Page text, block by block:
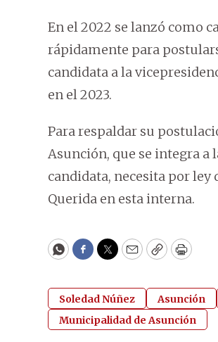
En el 2022 se lanzó como
rápidamente para
candidata a la
en el 2023.
Para respaldar su
Asunción, que se integra a
candidata, necesita por
Querida en esta interna.
WhatsApp
Facebook
Twitter
EmailCopyPrint
Soledad Núñez Asunción
Municipalidad de Asunción